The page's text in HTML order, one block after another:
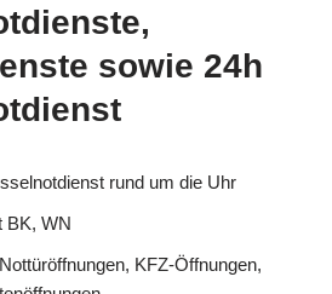
sowie 24h
rund um die Uhr
BK, WN
KFZ-Öffnungen,